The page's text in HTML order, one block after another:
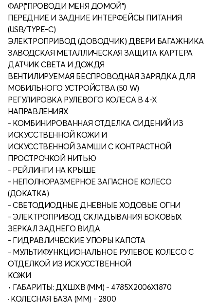
ФАР("ПРОВОДИ МЕНЯ ДОМОЙ")
ПЕРЕДНИЕ И ЗАДНИЕ ИНТЕРФЕЙСЫ ПИТАНИЯ
(USB/TYPE-С)
ЭЛЕКТРОПРИВОД (ДОВОДЧИК) ДВЕРИ БАГАЖНИКА
ЗАВОДСКАЯ МЕТАЛЛИЧЕСКАЯ ЗАЩИТА КАРТЕРА
ДАТЧИК СВЕТА И ДОЖДЯ
ВЕНТИЛИРУЕМАЯ БЕСПРОВОДНАЯ ЗАРЯДКА ДЛЯ
МОБИЛЬНОГО УСТРОЙСТВА (50 W)
РЕГУЛИРОВКА РУЛЕВОГО КОЛЕСА В 4-Х
НАПРАВЛЕНИЯХ
- КОМБИНИРОВАННАЯ ОТДЕЛКА СИДЕНИЙ ИЗ
ИСКУССТВЕННОЙ КОЖИ И
ИСКУССТВЕННОЙ ЗАМШИ С КОНТРАСТНОЙ
ПРОСТРОЧКОЙ НИТЬЮ
- РЕЙЛИНГИ НА КРЫШЕ
- НЕПОЛНОРАЗМЕРНОЕ ЗАПАСНОЕ КОЛЕСО
(ДОКАТКА)
- СВЕТОДИОДНЫЕ ДНЕВНЫЕ ХОДОВЫЕ ОГНИ
- ЭЛЕКТРОПРИВОД СКЛАДЫВАНИЯ БОКОВЫХ
ЗЕРКАЛ ЗАДНЕГО ВИДА
- ГИДРАВЛИЧЕСКИЕ УПОРЫ КАПОТА
- МУЛЬТИФУНКЦИОНАЛЬНОЕ РУЛЕВОЕ КОЛЕСО С
ОТДЕЛКОЙ ИЗ ИСКУССТВЕННОЙ
КОЖИ
• ГАБАРИТЫ: ДХШХВ (ММ) - 4785Х2006Х1870
· КОЛЕСНАЯ БАЗА (ММ) - 2800